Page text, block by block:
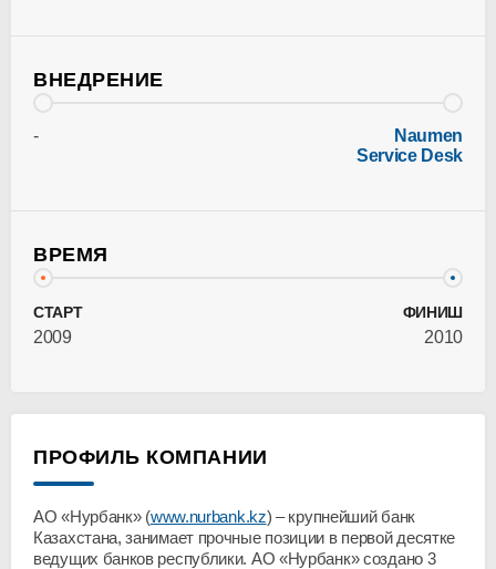
ВНЕДРЕНИЕ
-
Naumen
Service Desk
ВРЕМЯ
СТАРТ
2009
ФИНИШ
2010
ПРОФИЛЬ КОМПАНИИ
АО «Нурбанк» (www.nurbank.kz) – крупнейший банк
Казахстана, занимает прочные позиции в первой десятке
ведущих банков республики. АО «Нурбанк» создано 3